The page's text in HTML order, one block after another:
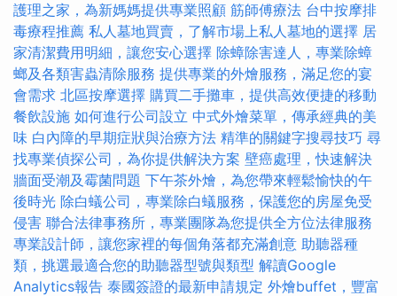
護理之家，為新媽媽提供專業照顧 筋師傅療法 台中按摩排
毒療程推薦 私人墓地買賣，了解市場上私人墓地的選擇 居
家清潔費用明細，讓您安心選擇 除蟑除害達人，專業除蟑
螂及各類害蟲清除服務 提供專業的外燴服務，滿足您的宴
會需求 北區按摩選擇 購買二手攤車，提供高效便捷的移動
餐飲設施 如何進行公司設立 中式外燴菜單，傳承經典的美
味 白內障的早期症狀與治療方法 精準的關鍵字搜尋技巧 尋
找專業偵探公司，為你提供解決方案 壁癌處理，快速解決
牆面受潮及霉菌問題 下午茶外燴，為您帶來輕鬆愉快的午
後時光 除白蟻公司，專業除白蟻服務，保護您的房屋免受
侵害 聯合法律事務所，專業團隊為您提供全方位法律服務
專業設計師，讓您家裡的每個角落都充滿創意 助聽器種
類，挑選最適合您的助聽器型號與類型 解讀Google
Analytics報告 泰國簽證的最新申請規定 外燴buffet，豐富